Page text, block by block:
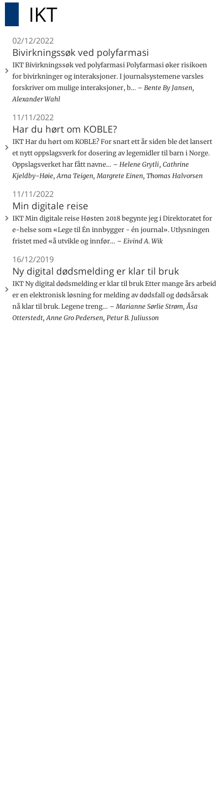
IKT
02/12/2022
Bivirkningssøk ved polyfarmasi
IKT Bivirkningssøk ved polyfarmasi Polyfarmasi øker risikoen
for bivirkninger og interaksjoner. I journalsystemene varsles
forskriver om mulige interaksjoner, b…
Bente By Jansen,
Alexander Wahl
11/11/2022
Har du hørt om KOBLE?
IKT Har du hørt om KOBLE? For snart ett år siden ble det lansert
et nytt oppslagsverk for dosering av legemidler til barn i Norge.
Oppslagsverket har fått navne…
Helene Grytli , Cathrine
Kjeldby-Høie, Arna Teigen, Margrete Einen, Thomas Halvorsen
11/11/2022
Min digitale reise
IKT Min digitale reise Høsten 2018 begynte jeg i Direktoratet for
e-helse som «Lege til Én innbygger - én journal». Utlysningen
fristet med «å utvikle og innfør…
Eivind A. Wik
16/12/2019
Ny digital dødsmelding er klar til bruk
IKT Ny digital dødsmelding er klar til bruk Etter mange års arbeid
er en elektronisk løsning for melding av dødsfall og dødsårsak
nå klar til bruk. Legene treng…
Marianne Sørlie Strøm, Åsa
Otterstedt, Anne Gro Pedersen, Petur B. Juliusson